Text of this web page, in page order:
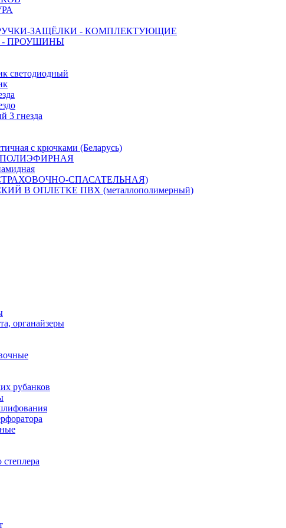
ЗАЩЁЛКИ - КОМПЛЕКТУЮЩИЕ
- ПРОУШИНЫ
светодиодный
3 гнезда
с крючками (Беларусь)
ПОЛИЭФИРНАЯ
СПАСАТЕЛЬНАЯ)
В ОПЛЕТКЕ ПВХ (металлополимерный)
органайзеры
рубанков
степлера